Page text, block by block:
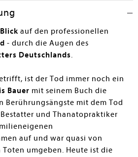
auf den professionellen
- durch die Augen des
Deutschlands.
ist der Tod immer noch ein
Bauer mit seinem Buch die
Berührungsängste mit dem Tod
und Thanatopraktiker
auf und war quasi von
umgeben. Heute ist die